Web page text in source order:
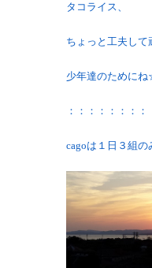
タコライス、
ちょっと工夫して
少年達のために
：：：：：：：
cagoは１日３組の